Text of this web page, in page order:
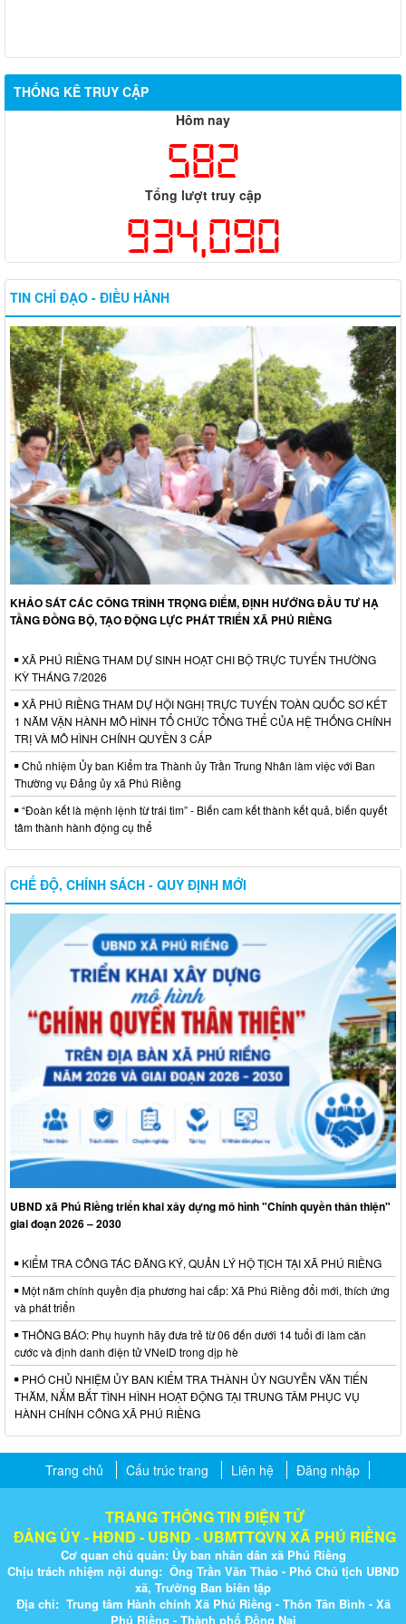
THỐNG KÊ TRUY CẬP
Hôm nay
582
Tổng lượt truy cập
934,090
TIN CHỈ ĐẠO - ĐIỀU HÀNH
KHẢO SÁT CÁC CÔNG TRÌNH TRỌNG ĐIỂM, ĐỊNH HƯỚNG ĐẦU TƯ HẠ
TẦNG ĐỒNG BỘ, TẠO ĐỘNG LỰC PHÁT TRIỂN XÃ PHÚ RIỀNG
XÃ PHÚ RIỀNG THAM DỰ SINH HOẠT CHI BỘ TRỰC TUYẾN THƯỜNG
KỲ THÁNG 7/2026
XÃ PHÚ RIỀNG THAM DỰ HỘI NGHỊ TRỰC TUYẾN TOÀN QUỐC SƠ KẾT
1 NĂM VẬN HÀNH MÔ HÌNH TỔ CHỨC TỔNG THỂ CỦA HỆ THỐNG CHÍNH
TRỊ VÀ MÔ HÌNH CHÍNH QUYỀN 3 CẤP
Chủ nhiệm Ủy ban Kiểm tra Thành ủy Trần Trung Nhân làm việc với Ban
Thường vụ Đảng ủy xã Phú Riềng
“Đoàn kết là mệnh lệnh từ trái tim” - Biến cam kết thành kết quả, biến quyết
tâm thành hành động cụ thể
CHẾ ĐỘ, CHÍNH SÁCH - QUY ĐỊNH MỚI
UBND xã Phú Riềng triển khai xây dựng mô hình "Chính quyền thân thiện"
giai đoạn 2026 – 2030
KIỂM TRA CÔNG TÁC ĐĂNG KÝ, QUẢN LÝ HỘ TỊCH TẠI XÃ PHÚ RIỀNG
Một năm chính quyền địa phương hai cấp: Xã Phú Riềng đổi mới, thích ứng
và phát triển
THÔNG BÁO: Phụ huynh hãy đưa trẻ từ 06 đến dưới 14 tuổi đi làm căn
cước và định danh điện tử VNeID trong dịp hè
PHÓ CHỦ NHIỆM ỦY BAN KIỂM TRA THÀNH ỦY NGUYỄN VĂN TIẾN
THĂM, NẮM BẮT TÌNH HÌNH HOẠT ĐỘNG TẠI TRUNG TÂM PHỤC VỤ
HÀNH CHÍNH CÔNG XÃ PHÚ RIỀNG
Trang chủ Cấu trúc trang Liên hệ Đăng nhập
TRANG THÔNG TIN ĐIỆN TỬ
ĐẢNG ỦY - HĐND - UBND - UBMTTQVN XÃ PHÚ RIỀNG
Cơ quan chủ quản: Ủy ban nhân dân xã Phú Riềng
Chịu trách nhiệm nội dung: Ông Trần Văn Thảo - Phó Chủ tịch UBND
xã, Trưởng Ban biên tập
Địa chỉ: Trung tâm Hành chính Xã Phú Riềng - Thôn Tân Bình - Xã
Phú Riềng - Thành phố Đồng Nai